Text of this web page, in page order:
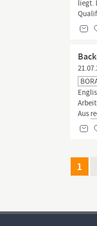
liegt.
Aus
1